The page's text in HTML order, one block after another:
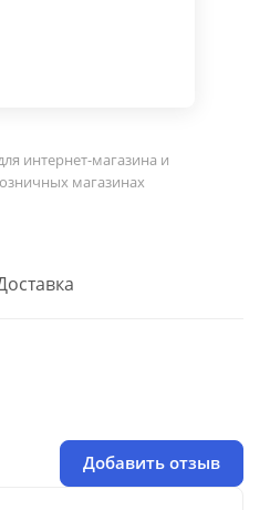
интернет-магазина и
магазинах
Добавить отзыв